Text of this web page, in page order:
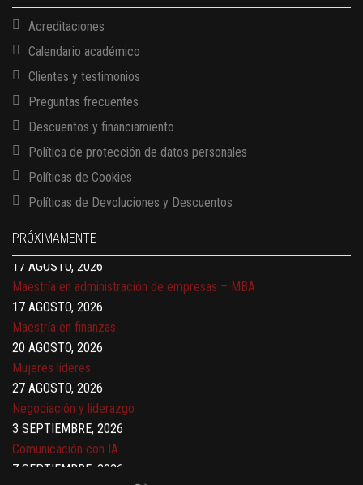
Acreditaciones
Calendario académico
Clientes y testimonios
Preguntas frecuentes
Descuentos y financiamiento
Política de protección de datos personales
Políticas de Cookies
Políticas de Devoluciones y Descuentos
PRÓXIMAMENTE
13 AGOSTO, 2026
17 AGOSTO, 2026
Gerencia de empresas familiares
Maestría en administración de empresas – MBA
17 AGOSTO, 2026
Maestría en finanzas
20 AGOSTO, 2026
Mujeres líderes
27 AGOSTO, 2026
Negociación y liderazgo
3 SEPTIEMBRE, 2026
Comunicación con IA
7 SEPTIEMBRE, 2026